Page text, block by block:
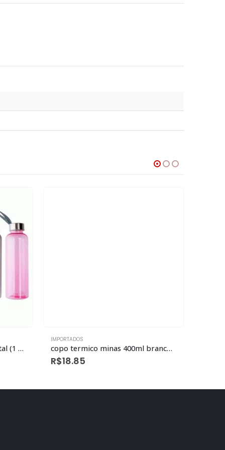
Garrafa 550ml Plastico E Metal (1 Unidade)
IMPORTADOS
copo termico minas 400ml branco eco livre de BPA
R$18.85